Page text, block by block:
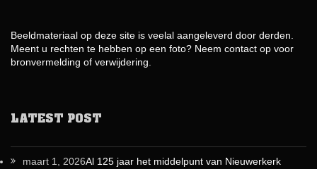
Beeldmateriaal op deze site is veelal aangeleverd door derden.
Meent u rechten te hebben op een foto? Neem contact op voor
bronvermelding of verwijdering.
LATEST POST
Al 125 jaar het middelpunt van Nieuwerkerk
maart 1, 2026